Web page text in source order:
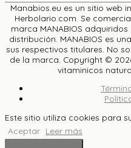
Manabios.eu es un sitio web
Herbolario.com. Se
marca MANABIOS
distribución. MANABIOS es
sus respectivos titulares. No
de la marca. Copyright ©
vitaminicos
Este sitio utiliza cookies para
Aceptar Leer más